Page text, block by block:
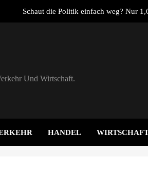
Schaut die Politik einfach weg? Nur
HS Führungscoaching: Warum ein
Und Wirtschaft.
HANDEL